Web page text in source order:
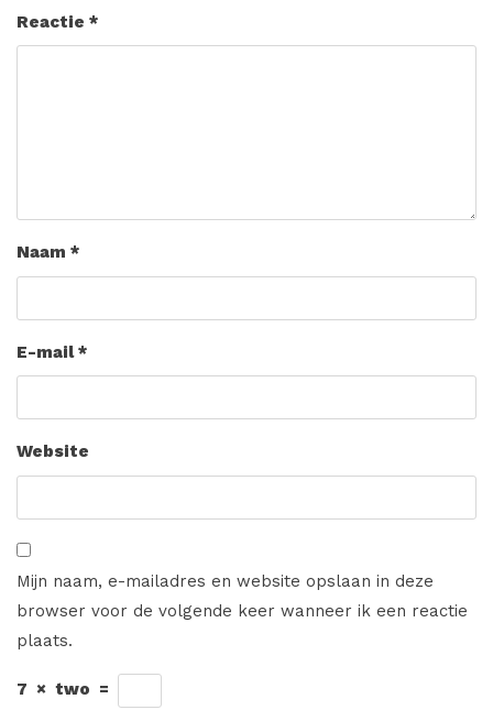
Reactie *
Naam *
E-mail*
Website
Mijn naam, e-mailadres en website opslaan in deze
browser voor de volgende keer wanneer ik een reactie
plaats.
7 × two =